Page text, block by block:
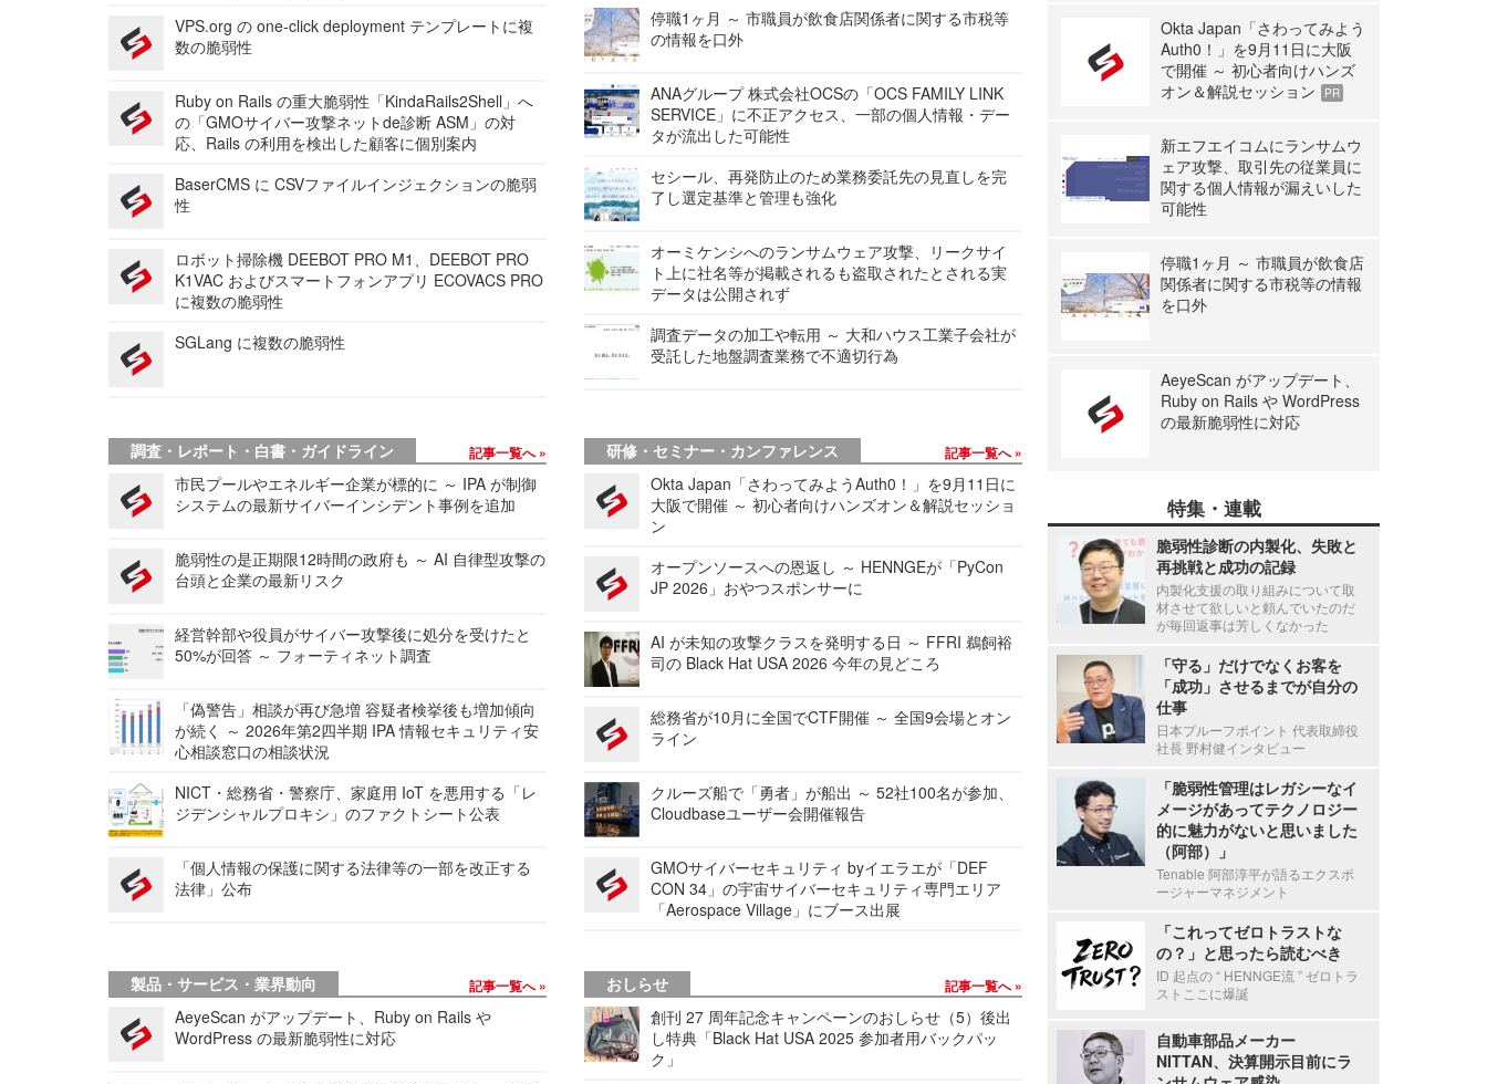
VPS.org の one-click deployment テンプレートに複
数の脆弱性
Ruby on Rails の重大脆弱性「KindaRails2Shell」へ
の「GMOサイバー攻撃ネットde診断 ASM」の対
応、Rails の利用を検出した顧客に個別案内
BaserCMS に CSVファイルインジェクションの脆弱
性
ロボット掃除機 DEEBOT PRO M1、DEEBOT PRO
K1VAC およびスマートフォンアプリ ECOVACS PRO
に複数の脆弱性
SGLang に複数の脆弱性
停職1ヶ月 ～ 市職員が飲食店関係者に関する市税等
の情報を口外
ANAグループ 株式会社OCSの「OCS FAMILY LINK
SERVICE」に不正アクセス、一部の個人情報・デー
タが流出した可能性
セシール、再発防止のため業務委託先の見直しを完
了し選定基準と管理も強化
オーミケンシへのランサムウェア攻撃、リークサイ
ト上に社名等が掲載されるも盗取されたとされる実
データは公開されず
調査データの加工や転用 ～ 大和ハウス工業子会社が
受託した地盤調査業務で不適切行為
調査・レポート・白書・ガイドライン 記事一覧へ
市民プールやエネルギー企業が標的に ～ IPA が制御
システムの最新サイバーインシデント事例を追加
脆弱性の是正期限12時間の政府も ～ AI 自律型攻撃の
台頭と企業の最新リスク
経営幹部や役員がサイバー攻撃後に処分を受けたと
50%が回答 ～ フォーティネット調査
「偽警告」相談が再び急増 容疑者検挙後も増加傾向
が続く ～ 2026年第2四半期 IPA 情報セキュリティ安
心相談窓口の相談状況
NICT・総務省・警察庁、家庭用 IoT を悪用する「レ
ジデンシャルプロキシ」のファクトシート公表
「個人情報の保護に関する法律等の一部を改正する
法律」公布
研修・セミナー・カンファレンス 記事一覧へ
Okta Japan「さわってみようAuth0！」を9月11日に
大阪で開催 ～ 初心者向けハンズオン＆解説セッショ
ン
オープンソースへの恩返し ～ HENNGEが「PyCon
JP 2026」おやつスポンサーに
AI が未知の攻撃クラスを発明する日 ～ FFRI 鵜飼裕
司の Black Hat USA 2026 今年の見どころ
総務省が10月に全国でCTF開催 ～ 全国9会場とオン
ライン
クルーズ船で「勇者」が船出 ～ 52社100名が参加、
Cloudbaseユーザー会開催報告
GMOサイバーセキュリティ byイエラエが「DEF
CON 34」の宇宙サイバーセキュリティ専門エリア
「Aerospace Village」にブース出展
製品・サービス・業界動向 記事一覧へ
AeyeScan がアップデート、Ruby on Rails や
WordPress の最新脆弱性に対応
おしらせ 記事一覧へ
創刊 27 周年記念キャンペーンのおしらせ（5）後出
し特典「Black Hat USA 2025 参加者用バックパッ
ク」
Okta Japan「さわってみよう
Auth0！」を9月11日に大阪
で開催 ～ 初心者向けハンズ
オン＆解説セッション
PR
新エフエイコムにランサムウ
ェア攻撃、取引先の従業員に
関する個人情報が漏えいした
可能性
停職1ヶ月 ～ 市職員が飲食店
関係者に関する市税等の情報
を口外
AeyeScan がアップデート、
Ruby on Rails や WordPress
の最新脆弱性に対応
特集・連載
脆弱性診断の内製化、失敗と
再挑戦と成功の記録
内製化支援の取り組みについて取
材させて欲しいと頼んでいたのだ
が毎回返事は芳しくなかった
「守る」だけでなくお客を
「成功」させるまでが自分の
仕事
日本プルーフポイント 代表取締役
社長 野村健インタビュー
「脆弱性管理はレガシーなイ
メージがあってテクノロジー
的に魅力がないと思いました
（阿部）」
Tenable 阿部淳平が語るエクスポ
ージャーマネジメント
「これってゼロトラストな
の？」と思ったら読むべき
ID 起点の “ HENNGE流 ” ゼロトラ
ストここに爆誕
自動車部品メーカー
NITTAN、決算開示目前にラ